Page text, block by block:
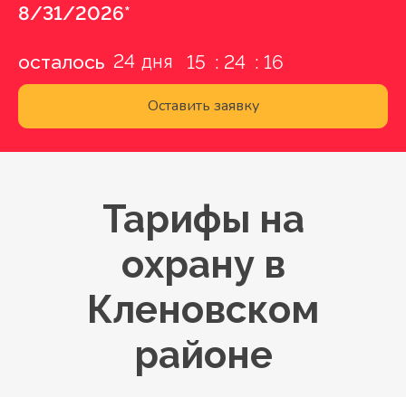
8/31/2026*
осталось 24 15 24 15
Оставить заявку
Тарифы на
охрану в
Кленовском
районе